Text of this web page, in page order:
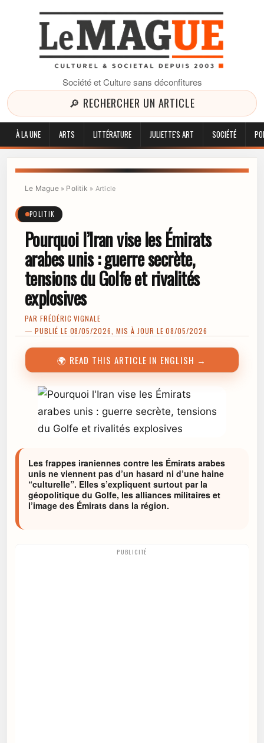
Société et Culture sans déconfitures
🔎 RECHERCHER UN ARTICLE
À LA UNE ARTS LITTÉRATURE JULIETTE'S ART SOCIÉTÉ
Le Mague» Politik » Article
POLITIK
Pourquoi l’Iran vise les Émirats
arabes unis : guerre secrète,
tensions du Golfe et rivalités
explosives
PAR FRÉDÉRIC VIGNALE
— PUBLIÉ LE 08/05/2026, MIS À JOUR LE 08/05/2026
🌍 READ THIS ARTICLE IN ENGLISH →
Les frappes iraniennes contre les Émirats arabes
unis ne viennent pas d’un hasard ni d’une haine
“culturelle”. Elles s’expliquent surtout par la
géopolitique du Golfe, les alliances militaires et
l’image des Émirats dans la région.
PUBLICITÉ